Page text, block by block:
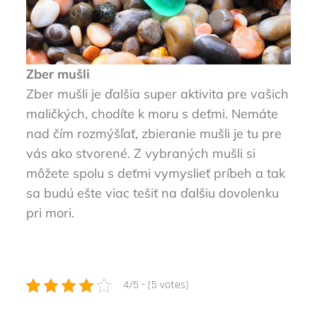
Zber mušli
Zber mušli je ďalšia super aktivita pre vašich
maličkých, chodíte k moru s deťmi. Nemáte
nad čím rozmýšľať, zbieranie mušli je tu pre
vás ako stvorené. Z vybraných mušli si
môžete spolu s deťmi vymyslieť príbeh a tak
sa budú ešte viac tešiť na ďalšiu dovolenku
pri mori.
4/5 - (5 votes)